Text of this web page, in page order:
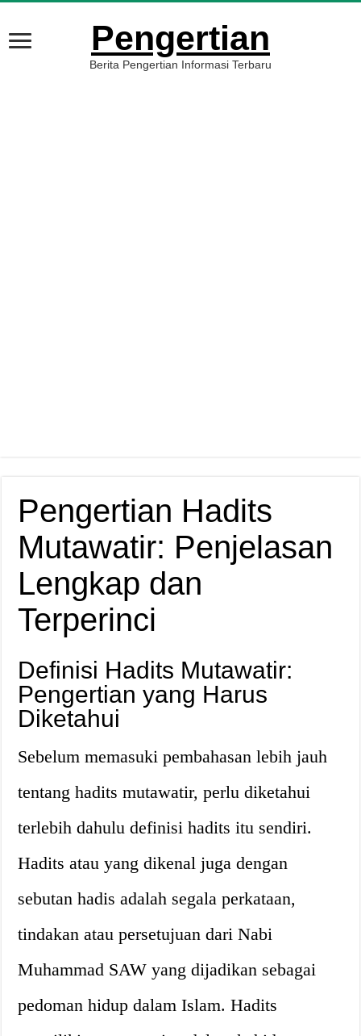
Pengertian
Berita Pengertian Informasi Terbaru
Pengertian Hadits
Mutawatir: Penjelasan
Lengkap dan
Terperinci
Definisi Hadits Mutawatir:
Pengertian yang Harus
Diketahui
Sebelum memasuki pembahasan lebih jauh
tentang hadits mutawatir, perlu diketahui
terlebih dahulu definisi hadits itu sendiri.
Hadits atau yang dikenal juga dengan
sebutan hadis adalah segala perkataan,
tindakan atau persetujuan dari Nabi
Muhammad SAW yang dijadikan sebagai
pedoman hidup dalam Islam. Hadits